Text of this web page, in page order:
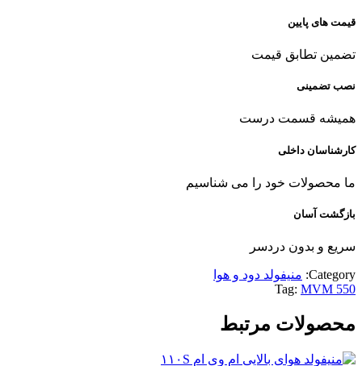
قیمت های پایین
تضمین تطابق قیمت
نصب تضمینی
همیشه قسمت درست
کارشناسان داخلی
ما محصولات خود را می شناسیم
بازگشت آسان
سریع و بدون دردسر
Category: منیفولد دود و هوا
Tag: MVM 550
محصولات مرتبط